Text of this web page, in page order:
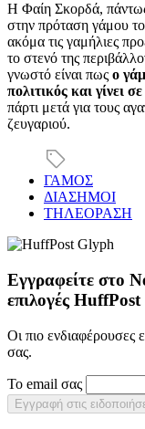
Η Φαίη Σκορδά,
στην πρόταση γάμου
ακόμα τις γαμήλιες
το στενό της
γνωστό είναι πως ο
πολιτικός και γίνει
πάρτι μετά για τους
ζευγαριού.
ΓΑΜΟΣ
ΔΙΑΣΗΜΟΙ
ΤΗΛΕΟΡΑΣΗ
Εγγραφείτε στο
επιλογές HuffPost
Οι πιο ενδιαφέρουσες
σας.
Το email σας
Εγγραφή στις